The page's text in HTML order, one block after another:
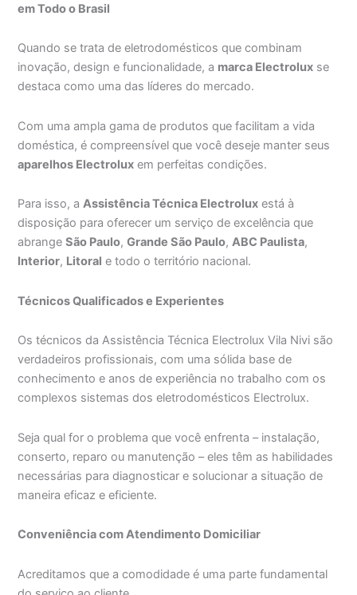
em Todo o Brasil
Quando se trata de eletrodomésticos que combinam
inovação, design e funcionalidade, a marca Electrolux se
destaca como uma das líderes do mercado.
Com uma ampla gama de produtos que facilitam a vida
doméstica, é compreensível que você deseje manter seus
aparelhos Electrolux em perfeitas condições.
Para isso, aAssistência Técnica Electrolux está à
disposição para oferecer um serviço de excelência que
abrangeSão Paulo,Grande São Paulo,ABC Paulista,
Interior, Litoral e todo o território nacional.
Técnicos Qualificados e Experientes
Os técnicos da Assistência Técnica Electrolux Vila Nivi são
verdadeiros profissionais, com uma sólida base de
conhecimento e anos de experiência no trabalho com os
complexos sistemas dos eletrodomésticos Electrolux.
Seja qual for o problema que você enfrenta – instalação,
conserto, reparo ou manutenção – eles têm as habilidades
necessárias para diagnosticar e solucionar a situação de
maneira eficaz e eficiente.
Conveniência com Atendimento Domiciliar
Acreditamos que a comodidade é uma parte fundamental